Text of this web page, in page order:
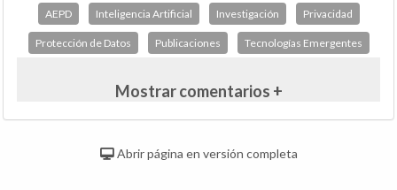
AEPD Inteligencia Artificial Investigación Privacidad
Protección de Datos Publicaciones Tecnologías Emergentes
Mostrar comentarios +
Abrir página en versión completa